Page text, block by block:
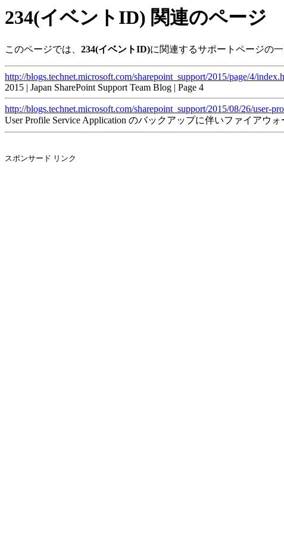
234(イベントID) 関連のページ
このページでは、 234(イベントID)に関連するサポートページの一
http://blogs.technet.microsoft.com/sharepoint_support/2015/page/4/
2015 | Japan SharePoint Support Team Blog | Page 4
http://blogs.technet.microsoft.com/sharepoint_support/2015/08/26/user-
User Profile Service Application のバックアップに伴いファイアウ
スポンサード リンク